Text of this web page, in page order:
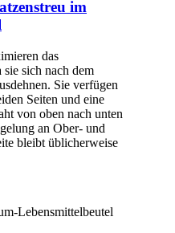
im
das
sie sich nach dem
Sie verfügen
Seiten und eine
von oben nach unten
an Ober- und
bleibt üblicherweise